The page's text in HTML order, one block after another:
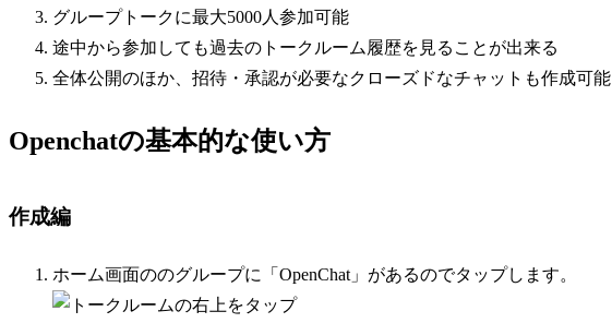
グループトークに最大5000人参加可能
途中から参加しても過去のトークルーム履歴を見ることが出来る
全体公開のほか、招待・承認が必要なクローズドなチャットも作成可能
Openchatの基本的な使い方
作成編
ホーム画面ののグループに「OpenChat」があるのでタップします。